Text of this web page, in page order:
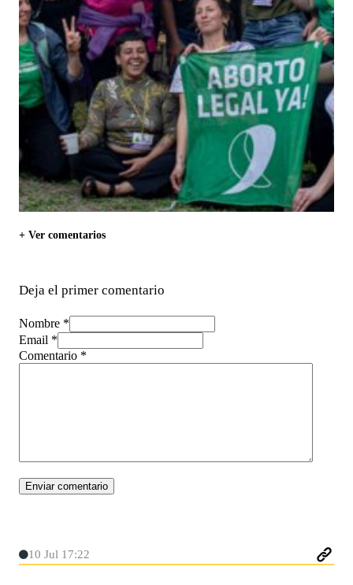
+ Ver comentarios
Deja el primer comentario
Nombre *
Email *
Comentario *
10 Jul 17:22